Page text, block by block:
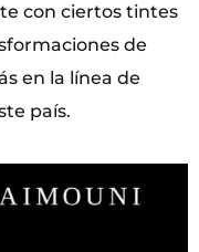
con ciertos tintes
de
en la línea de
país.